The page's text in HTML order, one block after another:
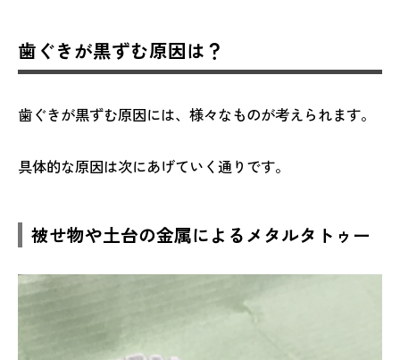
歯ぐきが黒ずむ原因は？
歯ぐきが黒ずむ原因には、様々なものが考えられます。
具体的な原因は次にあげていく通りです。
被せ物や土台の金属によるメタルタトゥー